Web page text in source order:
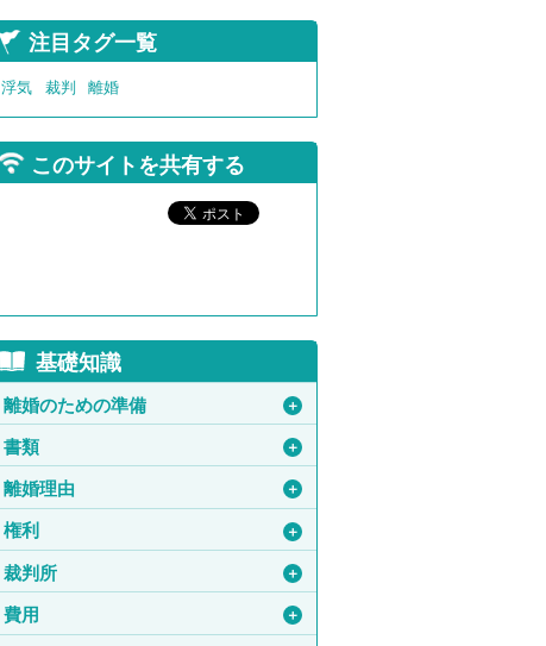
注目タグ一覧
浮気 裁判 離婚
このサイトを共有する
基礎知識
離婚のための準備 ＋
書類 ＋
離婚理由 ＋
権利 ＋
裁判所 ＋
費用 ＋